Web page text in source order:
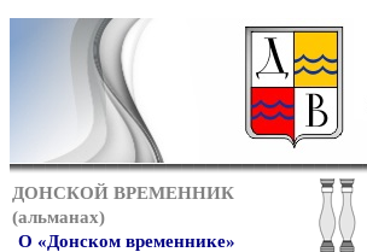
ДОНСКОЙ ВРЕМЕННИК
(альманах)
О «Донском временнике»